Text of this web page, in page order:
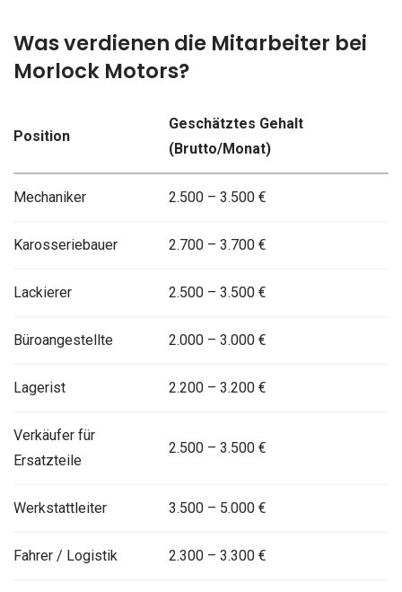
Was verdienen die Mitarbeiter bei
Morlock Motors?
Position
Geschätztes Gehalt
(Brutto/Monat)
Mechaniker 2.500 – 3.500 €
Karosseriebauer 2.700 – 3.700 €
Lackierer 2.500 – 3.500 €
Büroangestellte 2.000 – 3.000 €
Lagerist 2.200 – 3.200 €
Verkäufer für
Ersatzteile
2.500 – 3.500 €
Werkstattleiter 3.500 – 5.000 €
Fahrer / Logistik 2.300 – 3.300 €